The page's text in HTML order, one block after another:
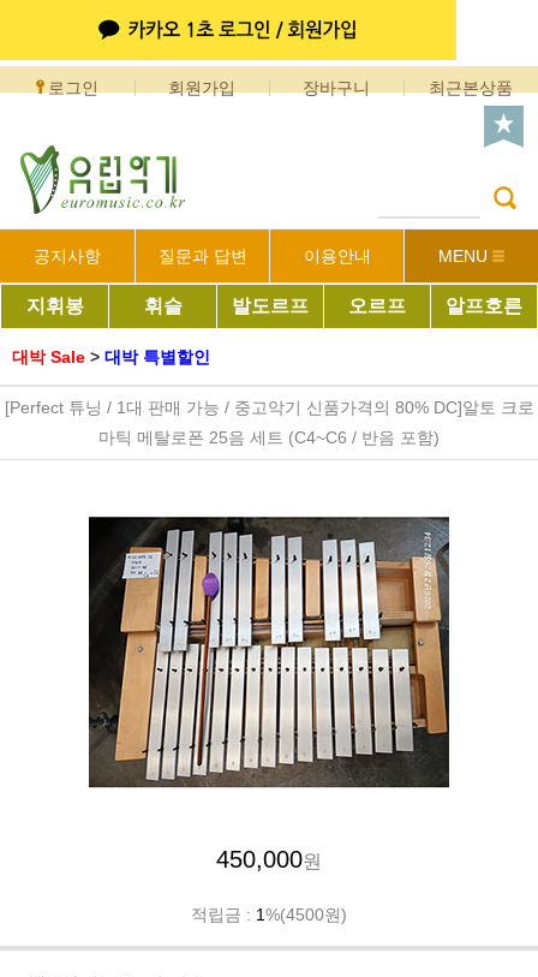
로그인 회원가입 장바구니 최근본상품
공지사항 질문과 답변 이용안내 MENU
지휘봉 휘슬 발도르프 오르프 알프호른
대박 Sale > 대박 특별할인
[Perfect 튜닝 / 1대 판매 가능 / 중고악기 신품가격의 80% DC]알토 크로
마틱 메탈로폰 25음 세트 (C4~C6 / 반음 포함)
450,000원
적립금 : 1%(4500원)